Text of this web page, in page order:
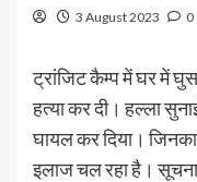
3 August 2023 0
ट्रांजिट कैम्प में घर में
हत्या कर दी। हल्ला
घायल कर दिया।
इलाज चल रहा है। सूचना